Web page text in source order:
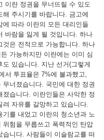
이란 정권을 무너뜨릴 수 있도
해 주시기를 바랍니다. 금고에
에 따라 이란의 모든 대리인들
바람을 잃게 될 것입니다. 하나
것은 전적으로 가능합니다. 하나
가능하지만 이란에는 이미 심
도 있습니다. 지난 선거(그렇게
서 투표율은 7%에 불과했고,
무너졌습니다. 국민에 대한 정권
졌습니다. 이란인들은 사악한 정
려 자유를 갈망하고 있습니다.
기를 내었고 이란의 청소년과 노
위험을 무릅쓰고 폭력적인 탄압
습니다. 사람들이 이슬람교를 떠